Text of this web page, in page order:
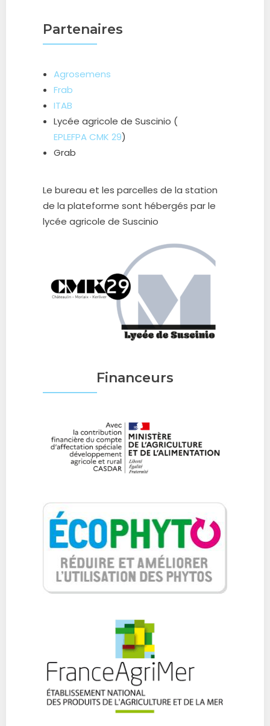
Partenaires
Agrosemens
Frab
ITAB
Lycée agricole de Suscinio (
EPLEFPA CMK 29)
Grab
Le bureau et les parcelles de la station
de la plateforme sont hébergés par le
lycée agricole de Suscinio
Financeurs